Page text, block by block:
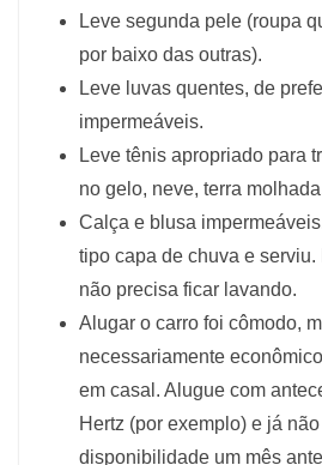
Leve segunda pele (roupa
por baixo das outras).
Leve luvas quentes, de
impermeáveis.
Leve tênis apropriado para
no gelo, neve, terra
Calça e blusa
tipo capa de chuva e
não precisa ficar lavando.
Alugar o carro foi cômodo,
necessariamente
em casal. Alugue com
Hertz (por exemplo) e já
disponibilidade um mês